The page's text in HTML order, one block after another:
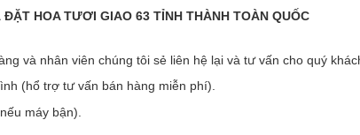
HOA TƯƠI GIAO 63 TỈNH THÀNH TOÀN QUỐC
và nhân viên chúng tôi sẻ liên hệ lại và tư vấn cho quý
(hổ trợ tư vấn bán hàng miễn phí).
máy bận).